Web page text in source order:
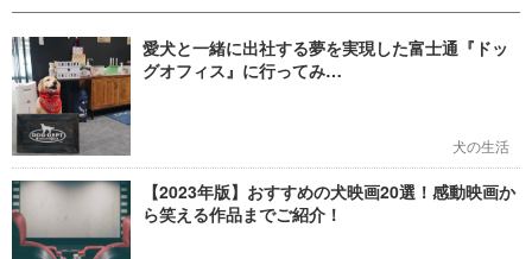
愛犬と一緒に出社する夢を実現した富士通『ドッ
グオフィス』に行ってみ…
犬の生活
【2023年版】おすすめの犬映画20選！感動映画か
ら笑える作品までご紹介！